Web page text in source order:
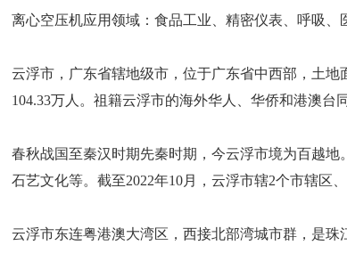
离心空压机应用领域：食品工业、精密仪表、呼吸
云浮市，广东省辖地级市，位于广东省中西部，土地
104.33万人。祖籍云浮市的海外华人、华侨和港澳台
春秋战国至秦汉时期先秦时期，今云浮市境为百越
石艺文化等。截至2022年10月，云浮市辖2个市辖区
云浮市东连粤港澳大湾区，西接北部湾城市群，是